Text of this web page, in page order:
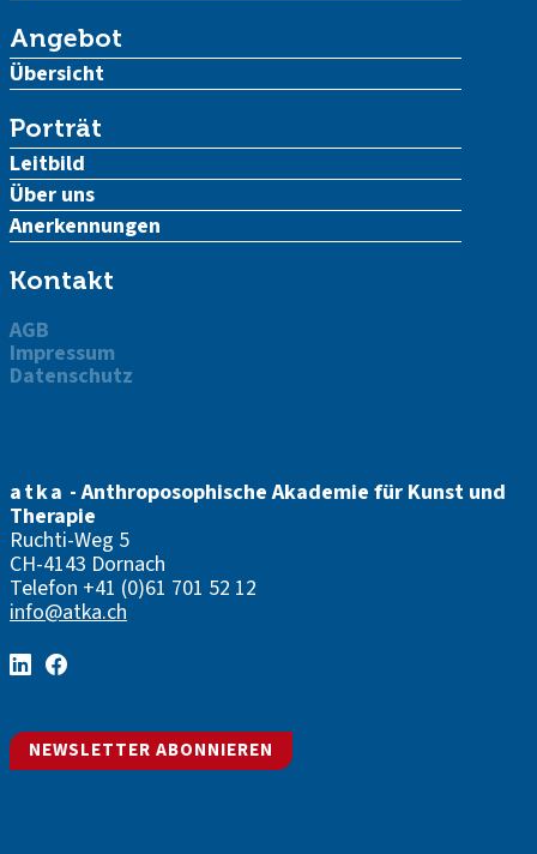
Angebot
Übersicht
Porträt
Leitbild
Über uns
Anerkennungen
Kontakt
AGB
Impressum
Datenschutz
atka - Anthroposophische Akademie für Kunst und
Therapie
Ruchti-Weg 5
CH-4143 Dornach
Telefon +41 (0)61 701 52 12
info@atka.ch
NEWSLETTER ABONNIEREN